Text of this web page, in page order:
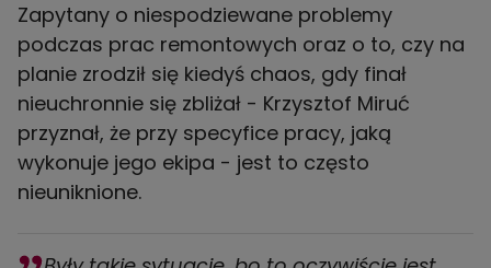
Zapytany o niespodziewane problemy
podczas prac remontowych oraz o to, czy na
planie zrodził się kiedyś chaos, gdy finał
nieuchronnie się zbliżał - Krzysztof Miruć
przyznał, że przy specyfice pracy, jaką
wykonuje jego ekipa - jest to często
nieuniknione.